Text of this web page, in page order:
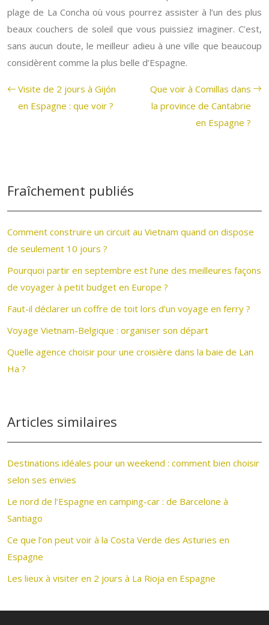
plage de La Concha où vous pourrez assister à l’un des plus
beaux couchers de soleil que vous puissiez imaginer. C’est,
sans aucun doute, le meilleur adieu à une ville que beaucoup
considèrent comme la plus belle d’Espagne.
Visite de 2 jours à Gijón
en Espagne : que voir ?
Que voir à Comillas dans
la province de Cantabrie
en Espagne ?
Fraîchement publiés
Comment construire un circuit au Vietnam quand on dispose
de seulement 10 jours ?
Pourquoi partir en septembre est l’une des meilleures façons
de voyager à petit budget en Europe ?
Faut-il déclarer un coffre de toit lors d’un voyage en ferry ?
Voyage Vietnam-Belgique : organiser son départ
Quelle agence choisir pour une croisière dans la baie de Lan
Ha ?
Articles similaires
Destinations idéales pour un weekend : comment bien choisir
selon ses envies
Le nord de l’Espagne en camping-car : de Barcelone à
Santiago
Ce que l’on peut voir à la Costa Verde des Asturies en
Espagne
Les lieux à visiter en 2 jours à La Rioja en Espagne